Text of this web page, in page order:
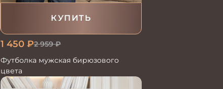
КУПИТЬ
1 450₽2 959₽
Футболка мужская бирюзового
цвета